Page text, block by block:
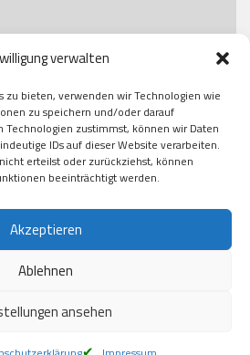
verwalten
zu bieten, verwenden wir Technologien wie
zu speichern und/oder darauf
Technologien zustimmst, können wir Daten
IDs auf dieser Website verarbeiten.
erteilst oder zurückziehst, können
beeinträchtigt werden.
Akzeptieren
Ablehnen
ansehen